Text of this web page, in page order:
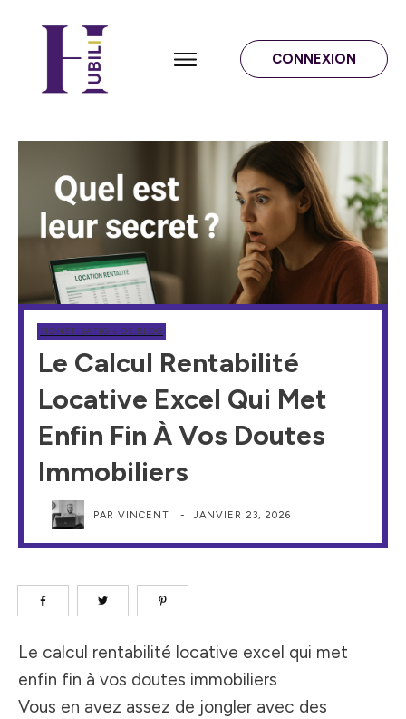
CONNEXION
MONÉTISATION DE BLOG
Le Calcul Rentabilité
Locative Excel Qui Met
Enfin Fin À Vos Doutes
Immobiliers
PARVINCENT -JANVIER 23, 2026
Le calcul rentabilité locative excel qui met
enfin fin à vos doutes immobiliers
Vous en avez assez de jongler avec des